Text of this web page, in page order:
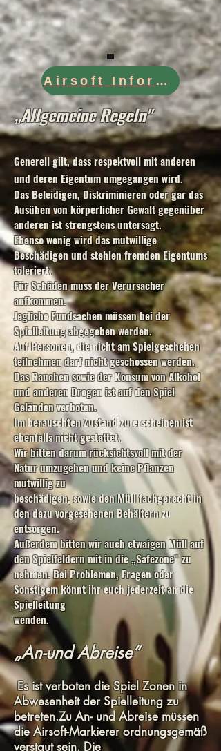
Airsoft Information
„Allgemeine Regeln"
Generell gilt, dass respektvoll mit anderen
und deren Eigentum umgegangen wird.
Das Beleidigen, Diskriminieren oder gar das
Ausüben von körperlicher Gewalt gegenüber
anderen ist strengstens untersagt.
Ebenso wenig wird das mutwillige
Beschädigen und stehlen fremden Eigentums
toleriert.
Für Schäden muss der Verursacher
aufkommen.
Jegliche Fundsachen müssen bei der
Spielleitung abgegeben werden.
Auf Personen, die nicht am Spielgeschehen
teilnehmen darf nicht geschossen werden.
Das Rauchen sowie der Konsum von Alkohol
und anderen Drogen ist auf den Spiel
Geländen verboten.
Im berauschten Zustand zu erscheinen ist
ebenfalls nicht gestattet.
Wir bitten darum rücksichtsvoll mit der
Natur umzugehen und keine Pflanzen
mutwillig zu
beschädigen, sowie den Müll fachgerecht in
den dazu vorgesehenen Behältern zu
entsorgen.
Außerdem bitten wir auch etwaigen Müll auf
den Spielfeldern mit in die „Safezone“ zu
nehmen. Bei Problemen, Fragen oder
Sonstigem könnt ihr euch jederzeit an die
Spielleitung
wenden.
„An-und Abreise“
Es ist verboten die Spiel Zonen in
Abwesenheit der Spielleitung zu
betreten.Zu An- und Abreise müssen
die Airsoft-Markierer ordnungsgemäß
verstaut sein. Die